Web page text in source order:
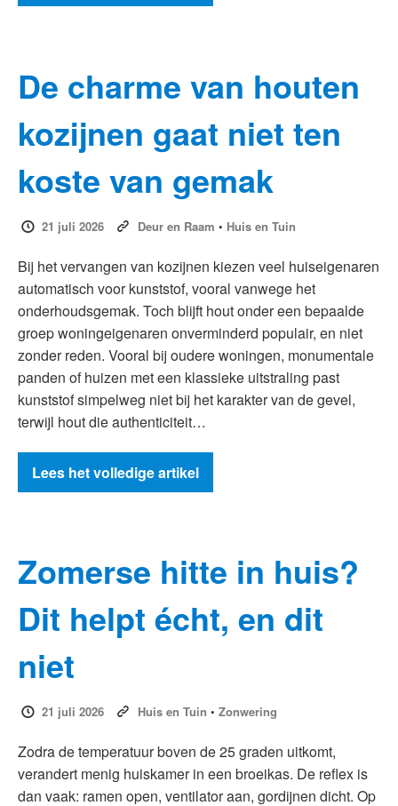
De charme van houten
kozijnen gaat niet ten
koste van gemak
21 juli 2026 Deur en Raam • Huis en Tuin
Bij het vervangen van kozijnen kiezen veel huiseigenaren
automatisch voor kunststof, vooral vanwege het
onderhoudsgemak. Toch blijft hout onder een bepaalde
groep woningeigenaren onverminderd populair, en niet
zonder reden. Vooral bij oudere woningen, monumentale
panden of huizen met een klassieke uitstraling past
kunststof simpelweg niet bij het karakter van de gevel,
terwijl hout die authenticiteit…
Lees het volledige artikel
Zomerse hitte in huis?
Dit helpt écht, en dit
niet
21 juli 2026 Huis en Tuin • Zonwering
Zodra de temperatuur boven de 25 graden uitkomt,
verandert menig huiskamer in een broeikas. De reflex is
dan vaak: ramen open, ventilator aan, gordijnen dicht. Op